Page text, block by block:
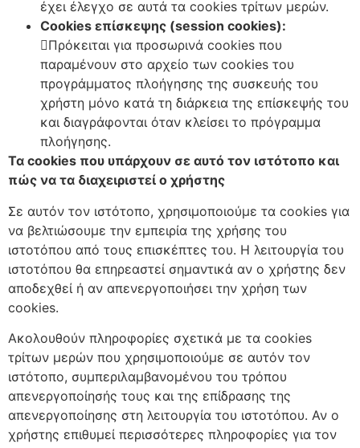
έχει έλεγχο σε αυτά τα cookies τρίτων μερών.
Cookies επίσκεψης (session cookies):
Πρόκειται για προσωρινά cookies που
παραμένουν στο αρχείο των cookies του
προγράμματος πλοήγησης της συσκευής του
χρήστη μόνο κατά τη διάρκεια της επίσκεψής του
και διαγράφονται όταν κλείσει το πρόγραμμα
πλοήγησης.
Τα cookies που υπάρχουν σε αυτό τον ιστότοπο και
πώς να τα διαχειριστεί ο χρήστης
Σε αυτόν τον ιστότοπο, χρησιμοποιούμε τα cookies για
να βελτιώσουμε την εμπειρία της χρήσης του
ιστοτόπου από τους επισκέπτες του. Η λειτουργία του
ιστοτόπου θα επηρεαστεί σημαντικά αν ο χρήστης δεν
αποδεχθεί ή αν απενεργοποιήσει την χρήση των
cookies.
Ακολουθούν πληροφορίες σχετικά με τα cookies
τρίτων μερών που χρησιμοποιούμε σε αυτόν τον
ιστότοπο, συμπεριλαμβανομένου του τρόπου
απενεργοποίησής τους και της επίδρασης της
απενεργοποίησης στη λειτουργία του ιστοτόπου. Αν ο
χρήστης επιθυμεί περισσότερες πληροφορίες για τον